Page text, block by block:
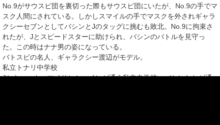
No.9がサウスピ団を裏切った際もサウスピ団にいたが、No.9の手でマ
スク人間にされている。しかしスマイルの手でマスクを外されギャラ
クシーセブンとしてバシンとJのタッグに挑むも敗北。No.9に拘束さ
れたが、Jとスピードスターに助けられ、バシンのバトルを見守っ
た。この時はナナ男の姿になっている。
バトスピの名人、ギャラクシー渡辺がモデル。
私立トナリ中学校
Jとキョーカ、マイサンシャインが通う私立中学校。バシンたちが通